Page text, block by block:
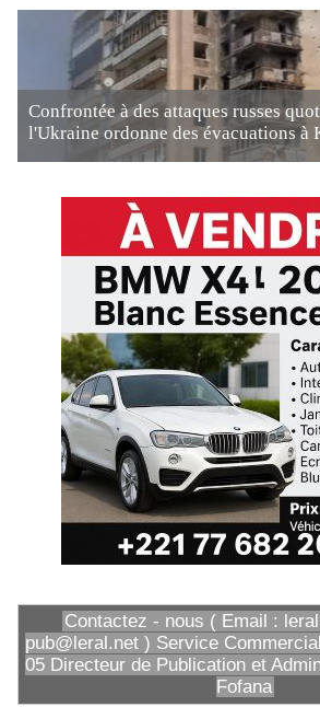
Confrontée à des attaques russes
l'Ukraine ordonne des évacuations à
Contactez - nous ( Email :
pub@leral.net ) Service
05 Directeur de Publication et
Fofana